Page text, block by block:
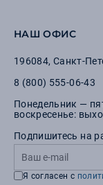
НАШ ОФИС
196084, Санкт-
8 (800) 555-06-43
Понедельник —
воскресенье:
Подпишитесь на
Я согласен с